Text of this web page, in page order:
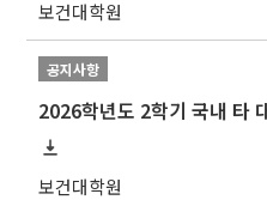
보건대학원
공지사항
2026학년도 2학기 국내 타
보건대학원